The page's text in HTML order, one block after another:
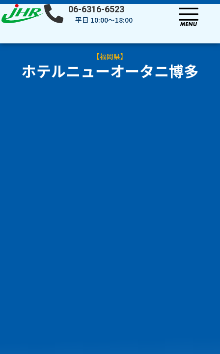
内
容
06-6316-6523
平日 10:00～18:00
【福岡県】
ホテルニューオータニ博多